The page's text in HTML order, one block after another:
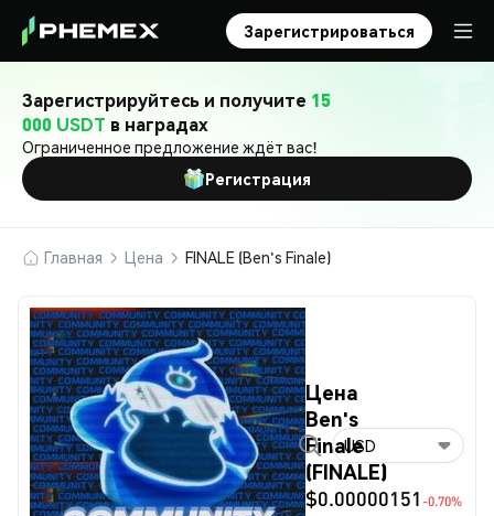
Зарегистрироваться
Зарегистрируйтесь и получите 15
000 USDT в наградах
Ограниченное предложение ждёт вас!
Регистрация
Главная Цена FINALE (Ben's Finale)
Цена
Ben's
Finale
(FINALE)
$0.00000151 -0.70%
USD